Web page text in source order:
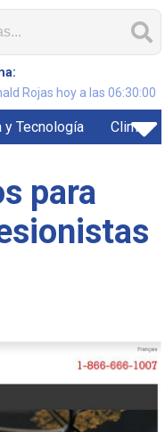
Rojas hoy a las 06:30:00
y Tecnología Clima
para